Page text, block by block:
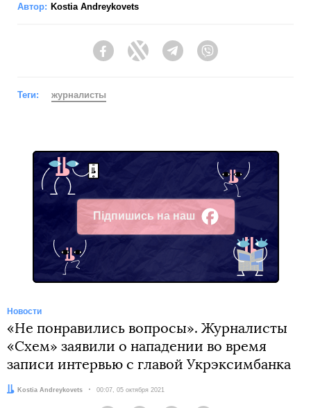
Автор: Kostia Andreykovets
FacebookTwitter Telegram
Теги: журналисты
Підпишись на наш
Facebook
Новости
«Не понравились вопросы». Журналисты
«Схем» заявили о нападении во время
записи интервью с главой Укрэксимбанка
Автор:Kostia Andreykovets Дата:
00:07, 05 октября 2021